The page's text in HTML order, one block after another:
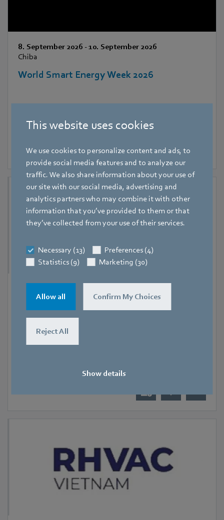
This website uses cookies
We use cookies to personalize content and ads, to
provide social media features and to analyze our
traffic. We also share information about your use of
our site with our social media, advertising and
analytics partners who may combine it with other
information that you’ve provided to them or that
they’ve collected from your use of their services.
Necessary (13)
Preferences (4)
Statistics (9)
Marketing (30)
Allow all Confirm My Choices
Reject All
Show details
8. September 2026 -10. September 2026
Chiba
World Smart Energy Week 2026
Hanoi
RHVAC Vietnam 2026